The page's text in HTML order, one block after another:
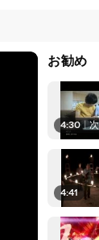
お勧め
4:30 | 次
4:41